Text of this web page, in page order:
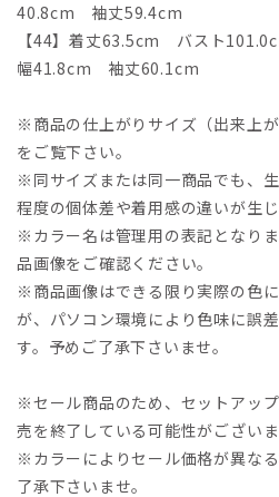
40.8cm 袖丈59.4cm
【44】着丈63.5cm バスト
幅41.8cm 袖丈60.1cm
※商品の仕上がりサイズ（出来上
をご覧下さい。
※同サイズまたは同一商品でも、
程度の個体差や着用感の違いが生
※カラー名は管理用の表記となり
品画像をご確認ください。
※商品画像はできる限り実際の色
が、パソコン環境により色味に誤
す。予めご了承下さいませ。
※セール商品のため、セットアッ
売を終了している可能性がございま
※カラーによりセール価格が異な
了承下さいませ。